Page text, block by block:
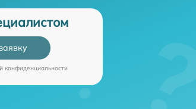
конфиденциальности